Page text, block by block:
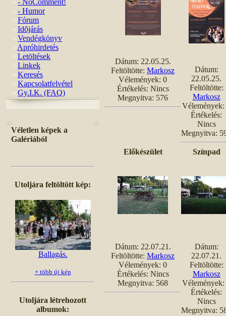
- NoComment!
- Humor
Fórum
Idõjárás
Vendégkönyv
Apróhirdetés
Letöltések
Linkek
Keresés
Kapcsolatfelvétel
Gy.I.K. (FAQ)
Véletlen képek a
Galériából
Utoljára feltöltött kép:
Ballagás.
+ több új kép
Utoljára létrehozott
albumok:
Dátum: 22.05.25.
Feltöltötte: Markosz
Vélemények: 0
Értékelés: Nincs
Megnyitva: 576
Dátum:
22.05.25.
Feltöltötte:
Markosz
Vélemények:
Értékelés:
Nincs
Megnyitva:
Előkészület
Dátum: 22.07.21.
Feltöltötte: Markosz
Vélemények: 0
Értékelés: Nincs
Megnyitva: 568
Színpad
Dátum:
22.07.21.
Feltöltötte:
Markosz
Vélemények:
Értékelés:
Nincs
Megnyitva: